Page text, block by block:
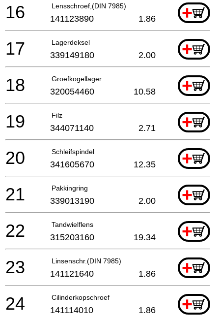
Lensschroef,(DIN 7985) +
16 141123890 1.86
Lagerdeksel +
17 339149180 2.00
Groefkogellager +
18 320054460 10.58
Filz +
19 344071140 2.71
Schleifspindel +
20 341605670 12.35
Pakkingring +
21 339013190 2.00
Tandwielflens +
22 315203160 19.34
Linsenschr.(DIN 7985) +
23 141121640 1.86
Cilinderkopschroef +
24 141114010 1.86